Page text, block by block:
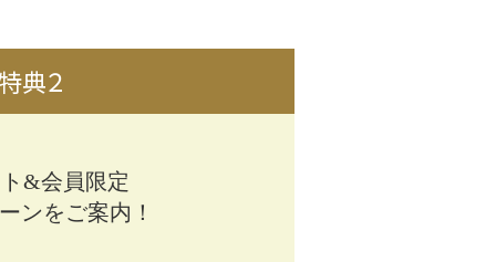
典２
&会員限定
ンをご案内！